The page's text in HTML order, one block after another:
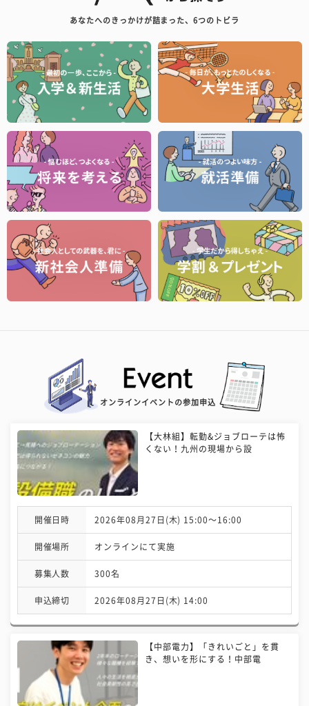
あなたへのきっかけが詰まった、6つのトビラ
オンラインイベントの参加申込
【大林組】転勤&ジョブローテは怖
くない！九州の現場から設
開催日時 2026年08月27日(木) 15:00〜16:00
開催場所 オンラインにて実施
募集人数 300名
申込締切 2026年08月27日(木) 14:00
【中部電力】「きれいごと」を貫
き、想いを形にする！中部電